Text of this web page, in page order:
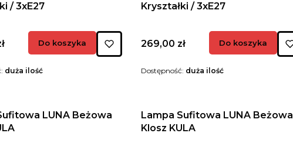
/ 3xE27
Do koszyka
duża ilość
Kryształki / 3xE27
Cena
269,00 zł Do koszyka
Dostępność: duża ilość
LUNA Beżowa
Lampa Sufitowa LUNA Beżowa
Klosz KULA